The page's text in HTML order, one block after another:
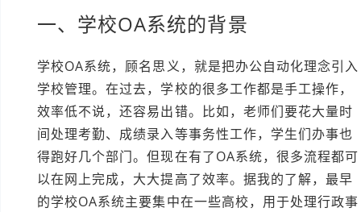
一、学校OA系统的背景
学校OA系统，顾名思义，就是把办公自动化理念引入
学校管理。在过去，学校的很多工作都是手工操作，
效率低不说，还容易出错。比如，老师们要花大量时
间处理考勤、成绩录入等事务性工作，学生们办事也
得跑好几个部门。但现在有了OA系统，很多流程都可
以在网上完成，大大提高了效率。据我的了解，最早
的学校OA系统主要集中在一些高校，用于处理行政事